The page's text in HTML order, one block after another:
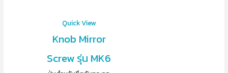
Quick View
Knob Mirror
Screw รุ่น MK6